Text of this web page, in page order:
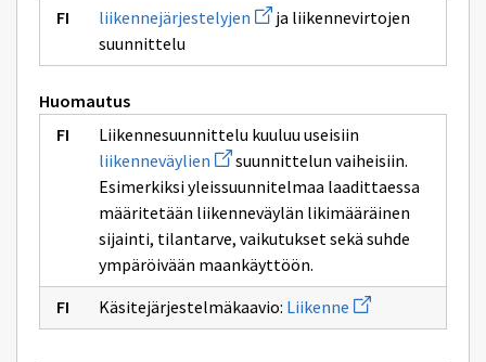
liikennejärjestelyjen Avaa
uuden
sivulle
ja liikennevirtojen
suunnittelu
Huomautus
Liikennesuunnittelu kuuluu useisiin
liikenneväylien Avaa
uuden
ikkunan
sivulle
liikenneväylien
suunnittelun vaiheisiin.
Esimerkiksi yleissuunnitelmaa laadittaessa
määritetään liikenneväylän likimääräinen
sijainti, tilantarve, vaikutukset sekä suhde
ympäröivään maankäyttöön.
Käsitejärjestelmäkaavio: Liikenne Avaa
uuden
ikkunan